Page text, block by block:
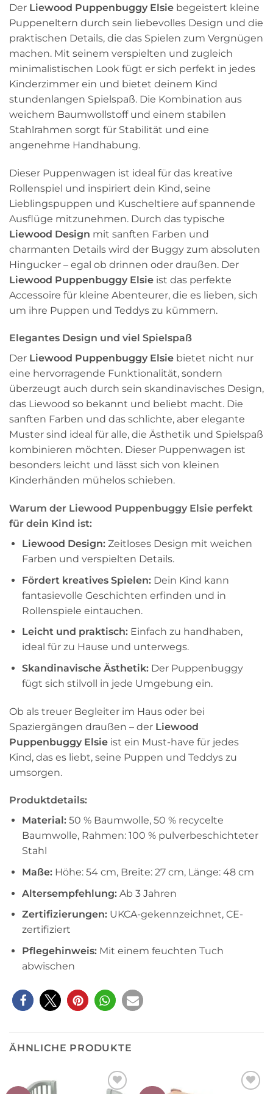
Der Liewood Puppenbuggy Elsie begeistert kleine
Puppeneltern durch sein liebevolles Design und die
praktischen Details, die das Spielen zum Vergnügen
machen. Mit seinem verspielten und zugleich
minimalistischen Look fügt er sich perfekt in jedes
Kinderzimmer ein und bietet deinem Kind
stundenlangen Spielspaß. Die Kombination aus
weichem Baumwollstoff und einem stabilen
Stahlrahmen sorgt für Stabilität und eine
angenehme Handhabung.
Dieser Puppenwagen ist ideal für das kreative
Rollenspiel und inspiriert dein Kind, seine
Lieblingspuppen und Kuscheltiere auf spannende
Ausflüge mitzunehmen. Durch das typische
Liewood Design mit sanften Farben und
charmanten Details wird der Buggy zum absoluten
Hingucker – egal ob drinnen oder draußen. Der
Liewood Puppenbuggy Elsie ist das perfekte
Accessoire für kleine Abenteurer, die es lieben, sich
um ihre Puppen und Teddys zu kümmern.
Elegantes Design und viel Spielspaß
Der Liewood Puppenbuggy Elsie bietet nicht nur
eine hervorragende Funktionalität, sondern
überzeugt auch durch sein skandinavisches Design,
das Liewood so bekannt und beliebt macht. Die
sanften Farben und das schlichte, aber elegante
Muster sind ideal für alle, die Ästhetik und Spielspaß
kombinieren möchten. Dieser Puppenwagen ist
besonders leicht und lässt sich von kleinen
Kinderhänden mühelos schieben.
Warum der Liewood Puppenbuggy Elsie perfekt
für dein Kind ist:
Liewood Design:Zeitloses Design mit weichen
Farben und verspielten Details.
Fördert kreatives Spielen:Dein Kind kann
fantasievolle Geschichten erfinden und in
Rollenspiele eintauchen.
Leicht und praktisch:Einfach zu handhaben,
ideal für zu Hause und unterwegs.
Skandinavische Ästhetik:Der Puppenbuggy
fügt sich stilvoll in jede Umgebung ein.
Ob als treuer Begleiter im Haus oder bei
Spaziergängen draußen – der Liewood
Puppenbuggy Elsie ist ein Must-have für jedes
Kind, das es liebt, seine Puppen und Teddys zu
umsorgen.
Produktdetails:
Material:50 % Baumwolle, 50 % recycelte
Baumwolle, Rahmen: 100 % pulverbeschichteter
Stahl
Maße:Höhe: 54 cm, Breite: 27 cm, Länge: 48 cm
Altersempfehlung:Ab 3 Jahren
Zertifizierungen:UKCA-gekennzeichnet, CE-
zertifiziert
Pflegehinweis:Mit einem feuchten Tuch
abwischen
ÄHNLICHE PRODUKTE